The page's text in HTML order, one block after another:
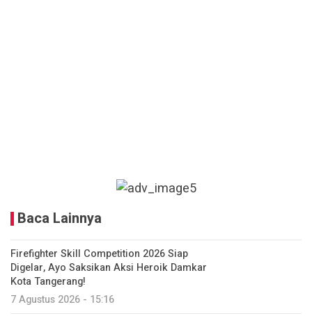
Baca Lainnya
Firefighter Skill Competition 2026 Siap
Digelar, Ayo Saksikan Aksi Heroik Damkar
Kota Tangerang!
7 Agustus 2026 - 15:16